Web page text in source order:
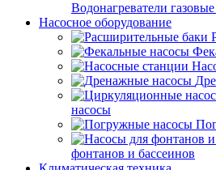
Водонагреватели
Насосное оборудование
насосы
фонтанов и бассеинов